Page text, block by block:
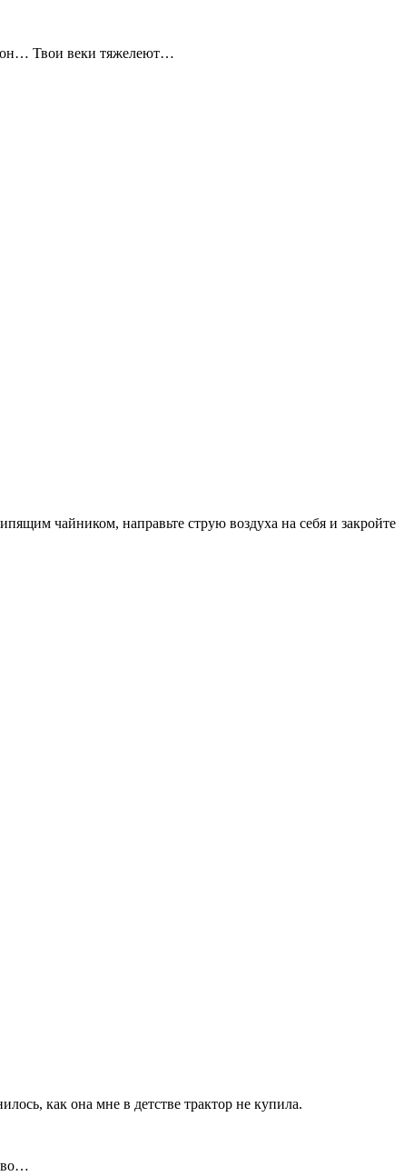
Твои веки тяжелеют…
чайником, направьте струю воздуха на себя и закройте
как она мне в детстве трактор не купила.